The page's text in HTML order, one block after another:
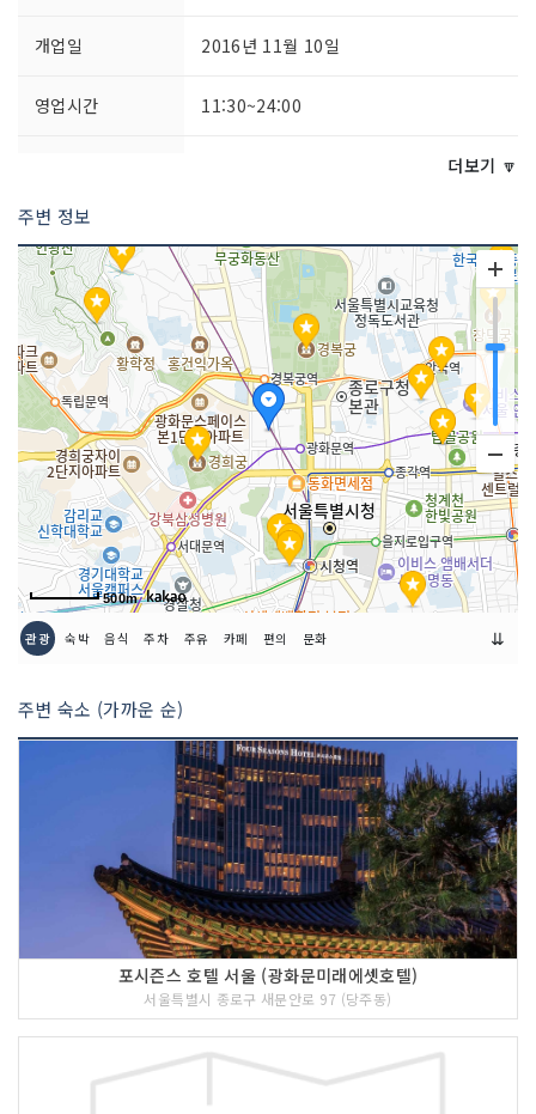
개업일 2016년 11월 10일
영업시간 11:30~24:00
더보기 🔽
주변 정보
500m
관광 숙박 음식 주차 주유 카페 편의 문화 ⇊
주변 숙소 (가까운 순)
포시즌스 호텔 서울 (광화문미래에셋호텔)
서울특별시 종로구 새문안로 97 (당주동)